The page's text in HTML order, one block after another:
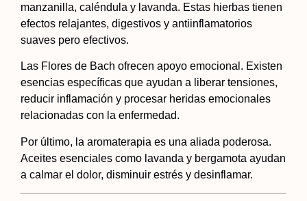
manzanilla, caléndula y lavanda. Estas hierbas tienen
efectos relajantes, digestivos y antiinflamatorios
suaves pero efectivos.
Las Flores de Bach ofrecen apoyo emocional. Existen
esencias específicas que ayudan a liberar tensiones,
reducir inflamación y procesar heridas emocionales
relacionadas con la enfermedad.
Por último, la aromaterapia es una aliada poderosa.
Aceites esenciales como lavanda y bergamota ayudan
a calmar el dolor, disminuir estrés y desinflamar.